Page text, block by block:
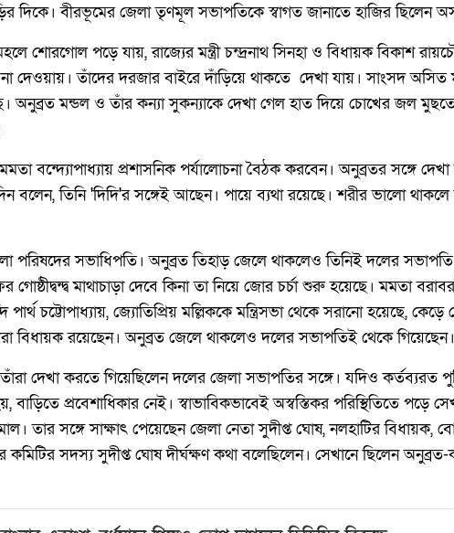
দিকে। বীরভূমের জেলা তৃণমূল সভাপতিকে স্বাগত জানাতে হাজির ছিলেন
শোরগোল পড়ে যায়, রাজ্যের মন্ত্রী চন্দ্রনাথ সিনহা ও বিধায়ক বিকাশ
দেওয়ায়। তাঁদের দরজার বাইরে দাঁড়িয়ে থাকতে দেখা যায়। সাংসদ
অনুব্রত মন্ডল ও তাঁর কন্যা সুকন্যাকে দেখা গেল হাত দিয়ে চোখের জল
বন্দ্যোপাধ্যায় প্রশাসনিক পর্যালোচনা বৈঠক করবেন। অনুব্রতর সঙ্গে দেখা
বলেন, তিনি 'দিদি'র সঙ্গেই আছেন। পায়ে ব্যথা রয়েছে। শরীর ভালো থাকলে
সভাধিপতি। অনুব্রত তিহাড় জেলে থাকলেও তিনিই দলের
গোষ্ঠীদ্বন্দ্ব মাথাচাড়া দেবে কিনা তা নিয়ে জোর চর্চা শুরু হয়েছে। মমতা
পার্থ চট্টোপাধ্যায়, জ্যোতিপ্রিয় মল্লিককে মন্ত্রিসভা থেকে সরানো হয়েছে,
বিধায়ক রয়েছেন। অনুব্রত জেলে থাকলেও দলের সভাপতিই থেকে গিয়েছেন।
দেখা করতে গিয়েছিলেন দলের জেলা সভাপতির সঙ্গে। যদিও কর্তব্যরত
বাড়িতে প্রবেশাধিকার নেই। স্বাভাবিকভাবেই অস্বস্তিকর পরিস্থিতিতে পড়ে
তার সঙ্গে সাক্ষাৎ পেয়েছেন জেলা নেতা সুদীপ্ত ঘোষ, নলহাটির বিধায়ক,
সদস্য সুদীপ্ত ঘোষ দীর্ঘক্ষণ কথা বলেছিলেন। সেখানে ছিলেন